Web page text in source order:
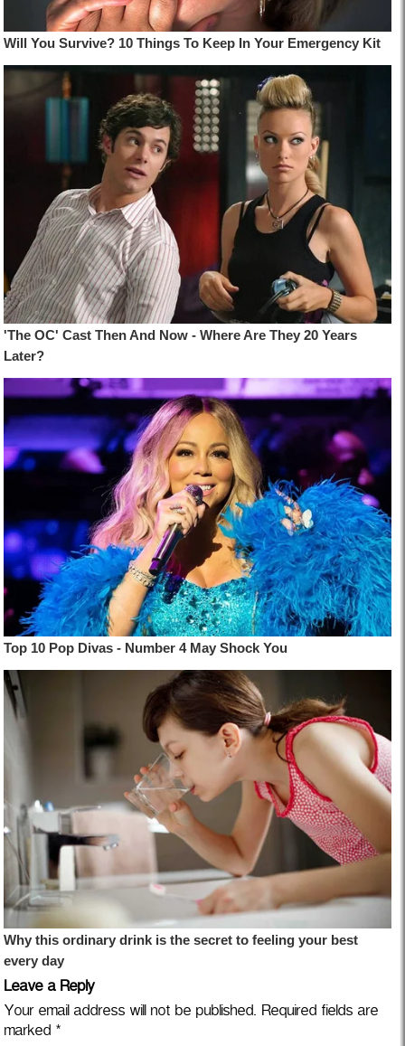
Leave a Reply
Your email address will not be published. Required fields are
marked *